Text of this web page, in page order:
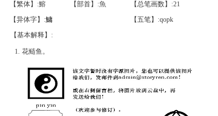
【繁体】:鰫 【部首】:魚 【总笔画数】:21
【异体字】:鱅 【五笔】:qopk
【基本解释】:
花鲢鱼。